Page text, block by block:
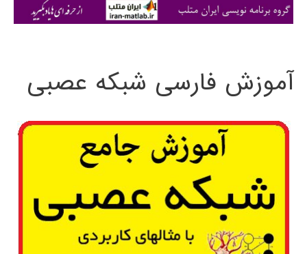
ی
آموزش فارسی شبکه عصبی